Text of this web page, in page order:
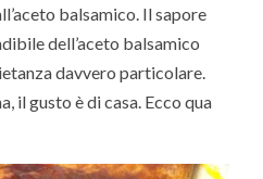
balsamico. Il sapore
dell’aceto balsamico
davvero particolare.
il gusto è di casa. Ecco qua